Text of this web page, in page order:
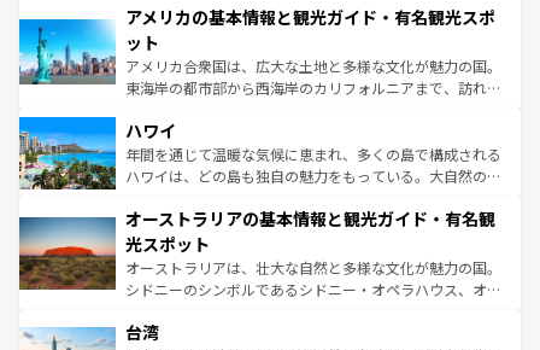
ンツ一覧を参照してほしい。
の建物がそのまま残る町や、スイスならではのユニークな
博物館もあり、アルプス観光だけでなく町歩きも満喫する
ことができる。国民の所得が高いため物価も高いが、旅行
者向けの交通パス提供のサービスもあり、うまく活用すれ
着のスイス情報は
アメリカの基本情報と観光ガイド・有名観光スポ
ット
アメリカ合衆国は、広大な土地と多様な文化が魅力の国。
東海岸の都市部から西海岸のカリフォルニアまで、訪れる
のような巨大都市は、観光、ショッピング、エンターテイ
ンメントが詰まった刺激的なスポットだ。一方、アメリカ
西部には大自然が広がり、グランドキャニオンやイエロー
部のニューオーリンズでは、音楽と美食が融合した独特の
文化が魅力。旅行者はアメリカの各地域で異なる魅力を楽
しみながら、その多様性と豊かな歴史を感じることができ
るだろう。車でのロードトリップや列車の旅も、アメリカ
情報は
ハワイ
年間を通じて温暖な気候に恵まれ、多くの島で構成される
ハワイは、どの島も独自の魅力をもっている。大自然の神
ワイ島は見逃せない。また、定番の観光地といえばオアフ
島だが、静かな自然を求めるならマウイ島やカウアイ島が
おすすめ。エメラルドグリーンに輝く海をはじめ、豊かな
文化や歴史が息づいている。「アロハスピリット」と呼ば
人々、おいしいローカルフードやハワイアンミュージッ
オーストラリアの基本情報と観光ガイド・有名観
光スポット
オーストラリアは、壮大な自然と多様な文化が魅力の国。
シドニーのシンボルであるシドニー・オペラハウス、オー
リアリーフや大陸中央部にそびえるウルル（エアーズロッ
台湾